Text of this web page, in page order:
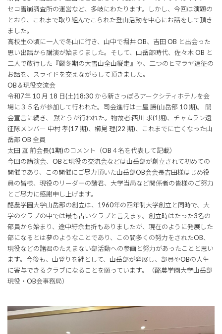
セコ雪崩調査所の運営など、多岐にわたります。しかし、今回は演題の
とおり、これまで取り組んでこられた登山活動を中心にお話をして頂き
ました。
高校生の頃に一人で冬山に行き、山中で堀井 OB、吉田 OB と出会った
思い出話から講演が始まりました。そして、山岳部時代、佐々木 OB と
二人で敢行した『厳冬期の大雪山全山縦走』や、二つのヒマラヤ遠征の
お話を、スライドを交えながらして頂きました。
OB＆現役交流会
令和7年 10 月 18 日(土)18:30 から新さっぽろアークシティホテルを会
場に３５名が参加して行われた。司会進行は土屋 勝(山岳部 10 期)。 開
会宣言に続き、 黙とうが行われた。物故者:西川 求(1期)、チャムラン遠
征隊メンバー 中村 孝(17 期)、櫛見 理(22 期)、これまでに亡くなった山
岳部 OB 全員
太田 亙 前会長(1期)のコメント（OB４名を代表して記載）
今回の講演会、OBと現役の交流会などは山岳部が創立されて初めての
開催であり、この開催にご尽力頂いた山岳部OB会会長吉田様はじめ役
員の皆様、現役のリーダ―の諸君、大学当局など関係者の皆様のご努力
とご尽力に感謝申し上げます。
酪農学園大学山岳部の創立は、1960年の四年制大学創立と同時で、大
学のクラブの中では最も古いクラブと言えます。創立時はたった3名の
部員から始まり、途中紆余曲折もありましたが、現在のように発展した
部になるとは夢のようなことであり、この間多くの努力をされたOB、
現役などの諸君のたえまない部活動への参画と努力があったことと思い
ます。今後も、山登りを絆として、山岳部が発展し、部員やOBの人生
に寄与できるクラブになることを願っています。（酪農学園大学山岳部
現役・OB会事務局）